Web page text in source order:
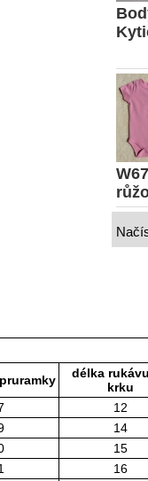
délka
krku
12
14
15
16